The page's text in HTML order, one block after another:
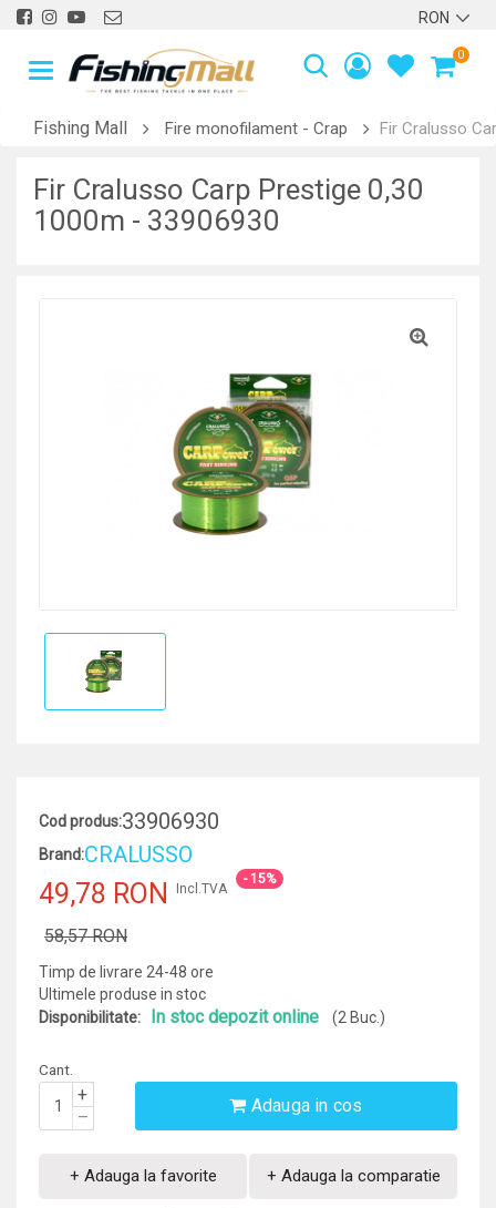
0
Fishing Mall Fire monofilament - Crap Fir Cralusso
Fir Cralusso Carp Prestige 0,30
1000m - 33906930
Cod produs:33906930
Brand:CRALUSSO
49,78 RON
58,57 RON
- 15%
Incl.TVA
Timp de livrare 24-48 ore
Ultimele produse in stoc
Disponibilitate:
In stoc depozit online (2 Buc.)
Cant.
+
–
Adauga in cos
+ Adauga la favorite + Adauga la comparatie